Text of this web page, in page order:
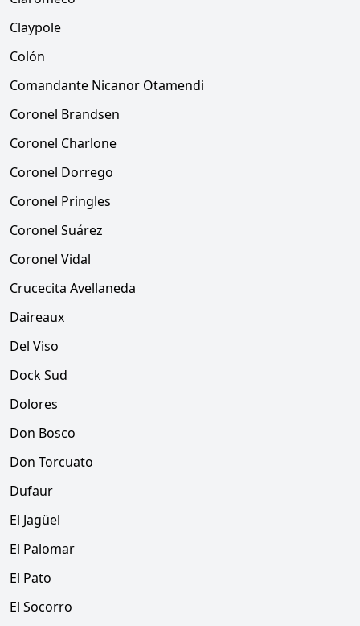
Claypole
Colón
Comandante Nicanor Otamendi
Coronel Brandsen
Coronel Charlone
Coronel Dorrego
Coronel Pringles
Coronel Suárez
Coronel Vidal
Crucecita Avellaneda
Daireaux
Del Viso
Dock Sud
Dolores
Don Bosco
Don Torcuato
Dufaur
El Jagüel
El Palomar
El Pato
El Socorro